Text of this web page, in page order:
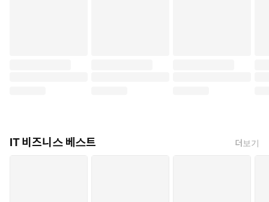
IT 비즈니스 베스트 더보기